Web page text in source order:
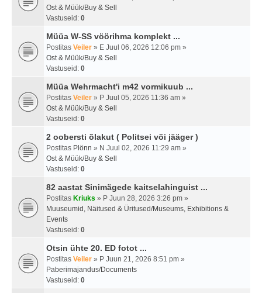
Ost & Müük/Buy & Sell
Vastuseid: 0
Müüa W-SS vöörihma komplekt ...
Postitas Veiler » E Juul 06, 2026 12:06 pm »
Ost & Müük/Buy & Sell
Vastuseid: 0
Müüa Wehrmacht'i m42 vormikuub ...
Postitas Veiler » P Juul 05, 2026 11:36 am »
Ost & Müük/Buy & Sell
Vastuseid: 0
2 oobersti õlakut ( Politsei või jääger )
Postitas Plönn » N Juul 02, 2026 11:29 am »
Ost & Müük/Buy & Sell
Vastuseid: 0
82 aastat Sinimägede kaitselahinguist ...
Postitas Kriuks » P Juun 28, 2026 3:26 pm »
Muuseumid, Näitused & Üritused/Museums, Exhibitions &
Events
Vastuseid: 0
Otsin ühte 20. ED fotot ...
Postitas Veiler » P Juun 21, 2026 8:51 pm »
Paberimajandus/Documents
Vastuseid: 0